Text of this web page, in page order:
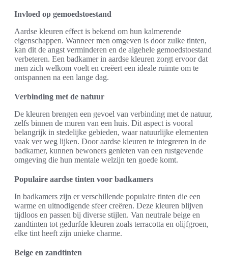
Invloed op gemoedstoestand
Aardse kleuren effect is bekend om hun kalmerende
eigenschappen. Wanneer men omgeven is door zulke tinten,
kan dit de angst verminderen en de algehele gemoedstoestand
verbeteren. Een badkamer in aardse kleuren zorgt ervoor dat
men zich welkom voelt en creëert een ideale ruimte om te
ontspannen na een lange dag.
Verbinding met de natuur
De kleuren brengen een gevoel van verbinding met de natuur,
zelfs binnen de muren van een huis. Dit aspect is vooral
belangrijk in stedelijke gebieden, waar natuurlijke elementen
vaak ver weg lijken. Door aardse kleuren te integreren in de
badkamer, kunnen bewoners genieten van een rustgevende
omgeving die hun mentale welzijn ten goede komt.
Populaire aardse tinten voor badkamers
In badkamers zijn er verschillende populaire tinten die een
warme en uitnodigende sfeer creëren. Deze kleuren blijven
tijdloos en passen bij diverse stijlen. Van neutrale beige en
zandtinten tot gedurfde kleuren zoals terracotta en olijfgroen,
elke tint heeft zijn unieke charme.
Beige en zandtinten